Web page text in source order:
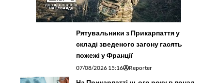
Рятувальники з Прикарпаття у
складі зведеного загону гасять
пожежі у Франції
07/08/2026 15:16 Reporter